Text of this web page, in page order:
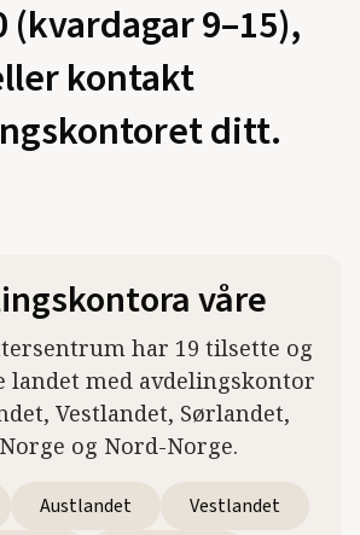
(kvardagar 9–15),
kontakt
ditt.
våre
har 19 tilsette og
landet med avdelingskontor
Vestlandet, Sørlandet,
og Nord-Norge.
Austlandet
Vestlandet